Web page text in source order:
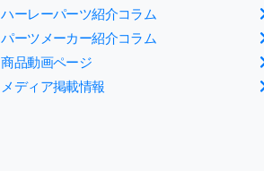
ハーレーパーツ紹介コラム
パーツメーカー紹介コラム
商品動画ページ
メディア掲載情報